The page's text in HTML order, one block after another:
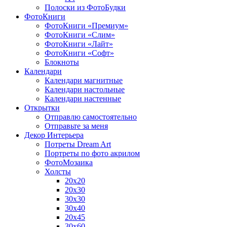
Полоски из ФотоБудки
ФотоКниги
ФотоКниги «Премиум»
ФотоКниги «Слим»
ФотоКниги «Лайт»
ФотоКниги «Софт»
Блокноты
Календари
Календари магнитные
Календари настольные
Календари настенные
Открытки
Отправлю самостоятельно
Отправьте за меня
Декор Интерьера
Потреты Dream Art
Портреты по фото акрилом
ФотоМозаика
Холсты
20х20
20х30
30х30
30х40
20х45